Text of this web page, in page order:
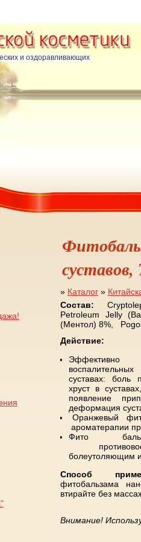
и оздоравливающих
Вы здесь
» Каталог»
Состав:
Petroleum Jelly
(Ментол) 8%,
Действие:
Эффективно
суставах: боль
хруст в
появление
деформация
Оранжевый
ароматерапии
Фито
болеутоляющим
Способ
фитобальзама
втирайте
Внимание!